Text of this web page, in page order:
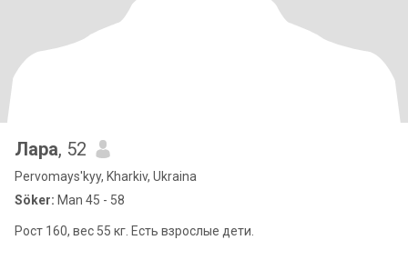
Лара, 52
Pervomays'kyy, Kharkiv, Ukraina
Söker: Man 45 - 58
Рост 160, вес 55 кг. Есть взрослые дети.